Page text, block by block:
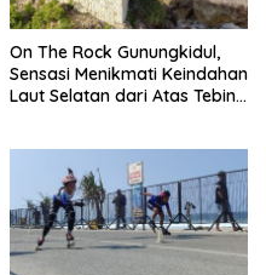
On The Rock Gunungkidul,
Sensasi Menikmati Keindahan
Laut Selatan dari Atas Tebing